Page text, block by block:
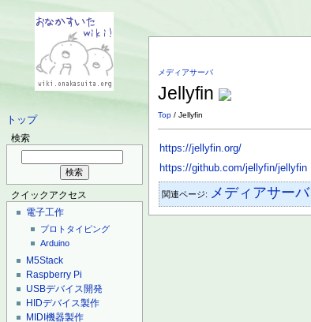
トップ
検索
クイックアクセス
電子工作
プロトタイピング
Arduino
M5Stack
Raspberry Pi
USBデバイス開発
HIDデバイス製作
MIDI機器製作
メディアサーバ
Jellyfin
Top / Jellyfin
https://jellyfin.org/
https://github.com/jellyfin/jellyfin
関連ページ: メディアサーバ